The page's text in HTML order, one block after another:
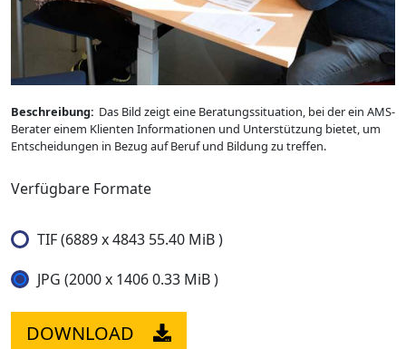
Beschreibung: Das Bild zeigt eine Beratungssituation, bei der ein AMS-
Berater einem Klienten Informationen und Unterstützung bietet, um
Entscheidungen in Bezug auf Beruf und Bildung zu treffen.
Verfügbare Formate
TIF (6889 x 4843 55.40 MiB )
JPG (2000 x 1406 0.33 MiB )
DOWNLOAD